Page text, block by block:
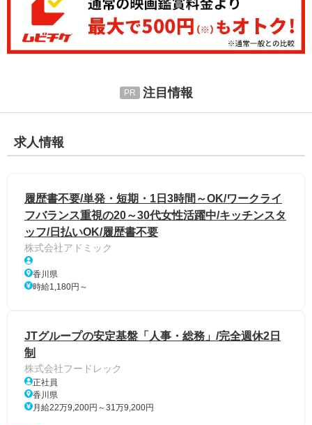
注目情報
求人情報
履歴書不要/単発・短期・1日3時間～OK/ワークライ
フバランス重視の20～30代女性活躍中/キッチンスタ
ッフ/日払いOK/履歴書不要
株式会社アドミック
香川県
時給1,180円～
JTグループの安定基盤「人事・総務」/完全週休2日
制
株式会社フードレック
正社員
香川県
月給22万9,200円～31万9,200円